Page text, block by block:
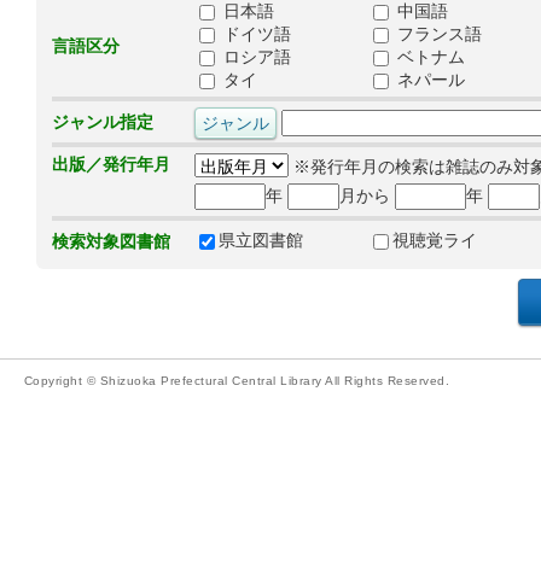
言語区分
日本語
中国語
ドイツ語
フランス語
ロシア語
ベトナム
タイ
ネパール
ジャンル指定
出版／発行年月
※発行年月の検索は雑誌のみ対
年
月から 年
検索対象図書館 県立図書館 視聴覚ライ
Copyright © Shizuoka Prefectural Central Library All Rights Reserved.